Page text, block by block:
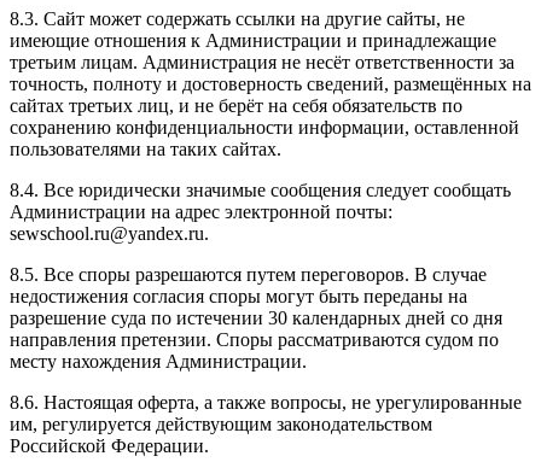
8.3. Сайт может содержать ссылки на другие сайты, не
имеющие отношения к Администрации и принадлежащие
третьим лицам. Администрация не несёт ответственности за
точность, полноту и достоверность сведений, размещённых на
сайтах третьих лиц, и не берёт на себя обязательств по
сохранению конфиденциальности информации, оставленной
пользователями на таких сайтах.
8.4. Все юридически значимые сообщения следует сообщать
Администрации на адрес электронной почты:
sewschool.ru@yandex.ru.
8.5. Все споры разрешаются путем переговоров. В случае
недостижения согласия споры могут быть переданы на
разрешение суда по истечении 30 календарных дней со дня
направления претензии. Споры рассматриваются судом по
месту нахождения Администрации.
8.6. Настоящая оферта, а также вопросы, не урегулированные
им, регулируется действующим законодательством
Российской Федерации.